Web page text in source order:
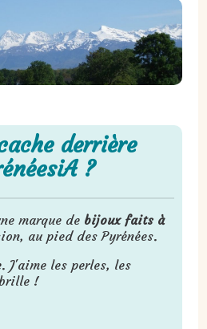
derrière
?
marque de bijoux faits à
au pied des Pyrénées.
J'aime les perles, les
!